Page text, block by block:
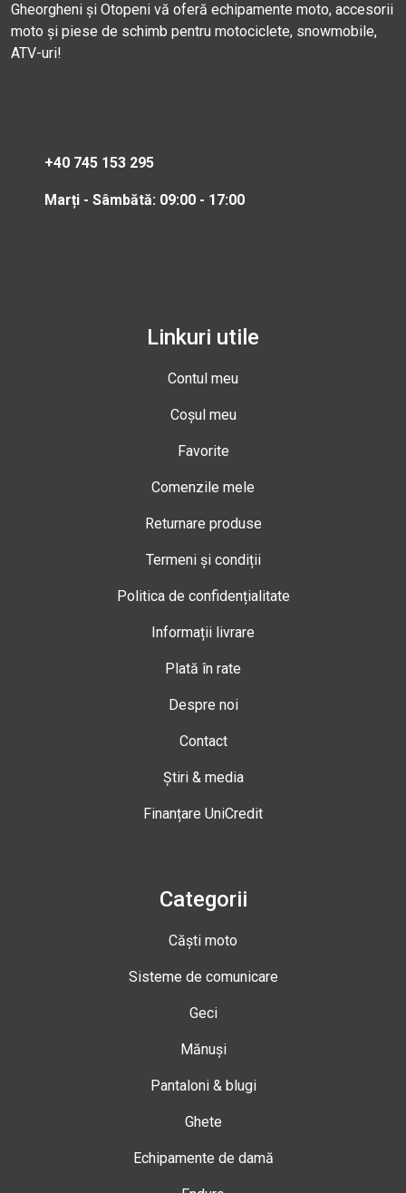
Gheorgheni și Otopeni vă oferă echipamente moto, accesorii
moto și piese de schimb pentru motociclete, snowmobile,
ATV-uri!
+40 745 153 295
Marți - Sâmbătă: 09:00 - 17:00
Linkuri utile
Contul meu
Coșul meu
Favorite
Comenzile mele
Returnare produse
Termeni și condiții
Politica de confidențialitate
Informații livrare
Plată în rate
Despre noi
Contact
Știri & media
Finanțare UniCredit
Categorii
Căști moto
Sisteme de comunicare
Geci
Mănuși
Pantaloni & blugi
Ghete
Echipamente de damă